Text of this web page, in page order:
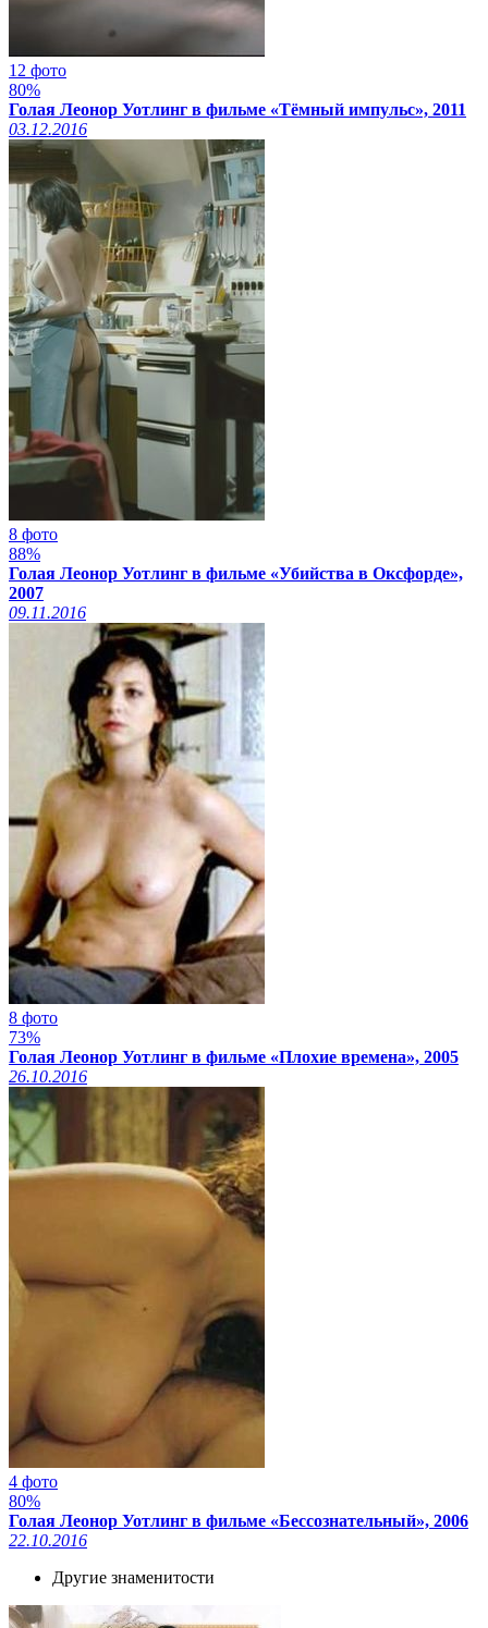
12 фото
80%
Голая Леонор Уотлинг в фильме «Тёмный импульс», 2011
03.12.2016
8 фото
88%
Голая Леонор Уотлинг в фильме «Убийства в Оксфорде»,
2007
09.11.2016
8 фото
73%
Голая Леонор Уотлинг в фильме «Плохие времена», 2005
26.10.2016
4 фото
80%
Голая Леонор Уотлинг в фильме «Бессознательный», 2006
22.10.2016
Другие знаменитости